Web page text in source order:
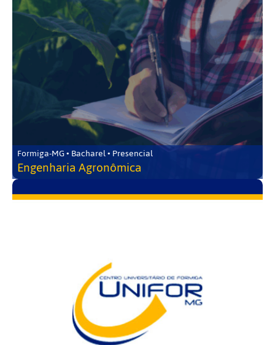
Formiga-MG • Bacharel • Presencial
Engenharia Agronômica